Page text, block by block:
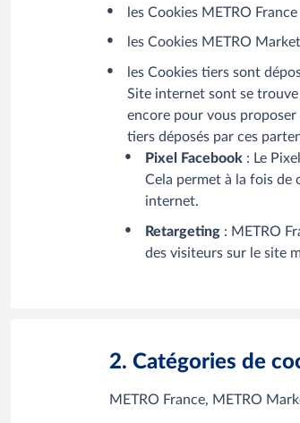
les Cookies METRO
les Cookies METRO
les Cookies tiers sont
Site internet sont se trouve
encore pour vous proposer
tiers déposés par ces
Pixel Facebook : Le
Cela permet à la fois de
internet.
Retargeting : METRO
des visiteurs sur le site
2. Catégories de
METRO France, METRO